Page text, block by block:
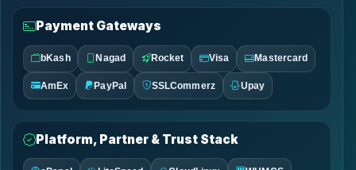
Payment Gateways
bKash Nagad Rocket Visa Mastercard
AmEx PayPal SSLCommerz Upay
Platform, Partner & Trust Stack